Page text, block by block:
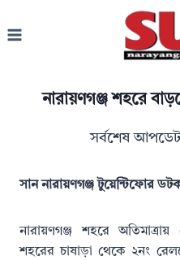
to
নারায়ণগঞ্জ শহরে
সর্বশেষ আপডেট
সান নারায়ণগঞ্জ টুয়েন্টিফোর
নারায়ণগঞ্জ শহরে
শহরের চাষাড়া থেকে ২নং